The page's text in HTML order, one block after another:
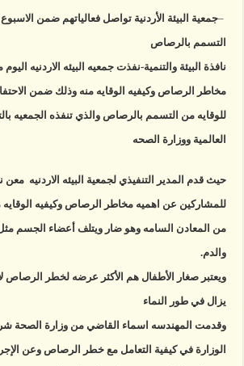
جمعية
–جمعية البيئة الأردنية تواصل فعالياتهم ضمن
التسمم بالرصاص
نافذة البيئة والتنمية-نفذت جمعيه البيئه الاردنيه
مخاطر الرصاص وكيفيه الوقايه منه وذلك ضمن
للوقايه من التسمم بالرصاص والذي تنفذه الجمعيه
العالمية ووزارة الصحه
حيث قدم المدير التنفيذي لجمعية البيئه الاردنيه
للمشاركين عن اهميه مخاطر الرصاص وكيفيه
من المعادن السامه وهو ضار ويتلف أعضاء الجسم مثل
والدم.
ويعتبر صغار الأطفال هم الأكثر عرضه لخطر الرصاص
يزال في طور النماء
وقدمت المهندسه اسماء القاضي من وزارة الصحة
الوزارة في كيفية التعامل مع خطر الرصاص وعن